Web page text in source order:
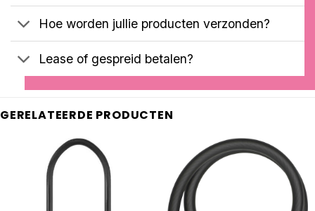
Hoe worden jullie producten verzonden?
Lease of gespreid betalen?
GERELATEERDE PRODUCTEN